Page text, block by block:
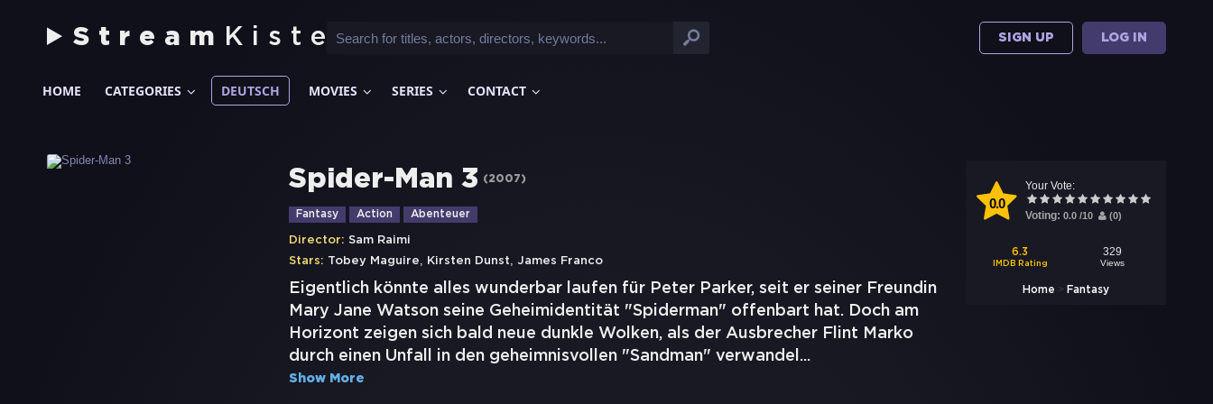
Stream Kiste SIGN UP LOG IN
HOME CATEGORIES DEUTSCH MOVIES SERIES CONTACT
0.0
Your Vote:
Voting: 0.0 /10 (0)
6.3
IMDB Rating
329
Views
Home > Fantasy
Spider-Man 3 (2007)
Fantasy Action Abenteuer
Director: Sam Raimi
Stars: Tobey Maguire, Kirsten Dunst, James Franco
Eigentlich könnte alles wunderbar laufen für Peter Parker, seit er seiner Freundin
Mary Jane Watson seine Geheimidentität "Spiderman" offenbart hat. Doch am
Horizont zeigen sich bald neue dunkle Wolken, als der Ausbrecher Flint Marko
durch einen Unfall in den geheimnisvollen "Sandman" verwandel ...
Show More